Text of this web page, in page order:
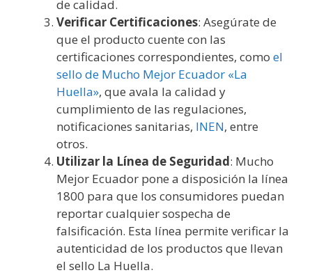
de calidad.
Verificar Certificaciones: Asegúrate de
que el producto cuente con las
certificaciones correspondientes, como el
sello de Mucho Mejor Ecuador «La
Huella», que avala la calidad y
cumplimiento de las regulaciones,
notificaciones sanitarias, INEN, entre
otros.
Utilizar la Línea de Seguridad: Mucho
Mejor Ecuador pone a disposición la línea
1800 para que los consumidores puedan
reportar cualquier sospecha de
falsificación. Esta línea permite verificar la
autenticidad de los productos que llevan
el sello La Huella.